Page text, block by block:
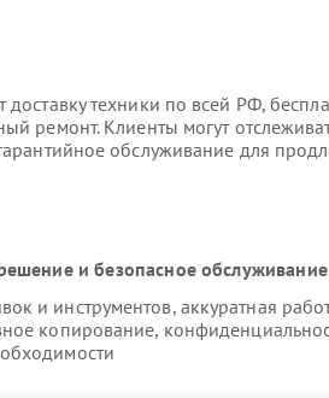
техники по всей РФ,
ремонт. Клиенты могут
обслуживание для
и безопасное
и инструментов, аккуратная
копирование,